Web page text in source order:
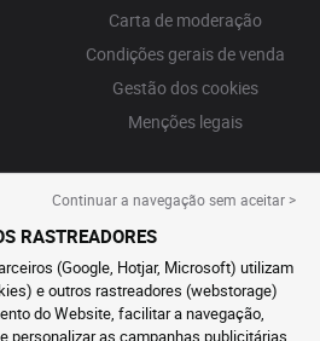
Carta de moderação
Condições gerais de venda
Gestão dos cookies
Menções legais
Continuar a navegação sem aceitar >
RASTREADORES
(Google, Hotjar, Microsoft) utilizam
e outros rastreadores (webstorage)
do Website, facilitar a navegação,
as campanhas publicitárias.